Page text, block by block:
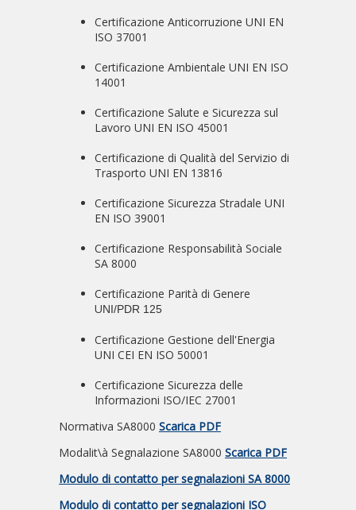
Certificazione Anticorruzione UNI EN
ISO 37001
Certificazione Ambientale UNI EN ISO
14001
Certificazione Salute e Sicurezza sul
Lavoro UNI EN ISO 45001
Certificazione di Qualità del Servizio di
Trasporto UNI EN 13816
Certificazione Sicurezza Stradale UNI
EN ISO 39001
Certificazione Responsabilità Sociale
SA 8000
Certificazione Parità di Genere
UNI/PDR 125
Certificazione Gestione dell'Energia
UNI CEI EN ISO 50001
Certificazione Sicurezza delle
Informazioni ISO/IEC 27001
Normativa SA8000 Scarica PDF
Modalit\à Segnalazione SA8000 Scarica PDF
Modulo di contatto per segnalazioni SA 8000
Modulo di contatto per segnalazioni ISO